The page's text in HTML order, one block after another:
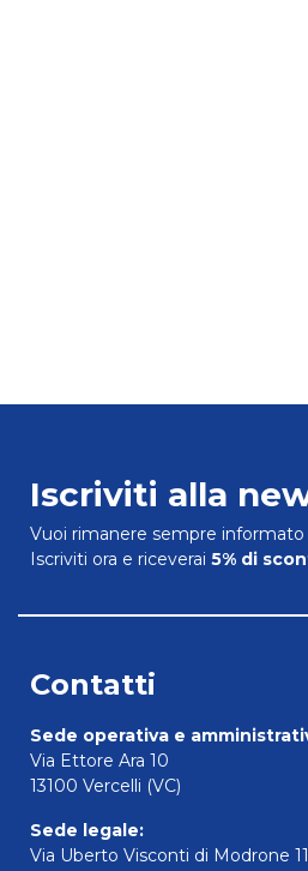
Iscriviti alla
Vuoi rimanere sempre
Iscriviti ora e riceverai 5% di
Contatti
Sede operativa e
Via Ettore Ara 10
13100 Vercelli (VC)
Sede legale:
Via Uberto Visconti di Modrone